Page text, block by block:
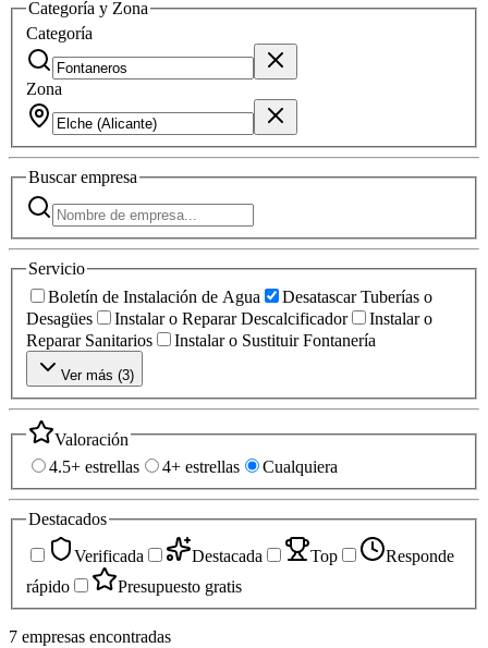
Categoría y Zona
Categoría
Zona
Buscarempresa
Servicio
Boletín de Instalación de Agua
Desatascar Tuberías o
Desagües
Instalar o Reparar Descalcificador
Instalar o
Reparar Sanitarios
Instalar o Sustituir Fontanería
Ver más (3)
Valoración
4.5+ estrellas
4+ estrellas Cualquiera
Destacados
Verificada
Destacada Top
Responde
rápido
Presupuesto gratis
7 empresas encontradas